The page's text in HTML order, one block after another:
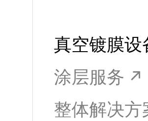
真空镀膜设
涂层服务
整体解决方